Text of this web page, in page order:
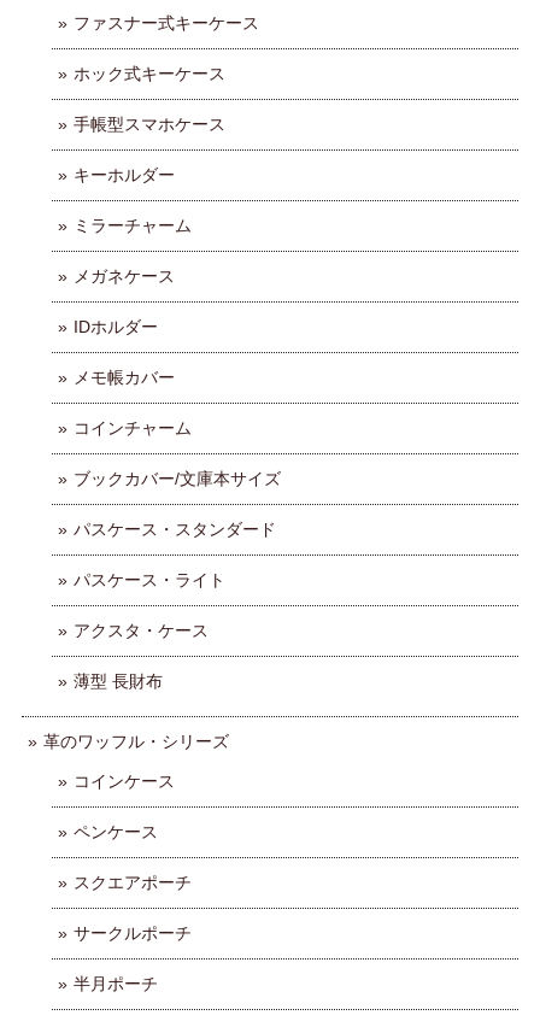
ファスナー式キーケース
ホック式キーケース
手帳型スマホケース
キーホルダー
ミラーチャーム
メガネケース
IDホルダー
メモ帳カバー
コインチャーム
ブックカバー/文庫本サイズ
パスケース・スタンダード
パスケース・ライト
アクスタ・ケース
薄型 長財布
革のワッフル・シリーズ
コインケース
ペンケース
スクエアポーチ
サークルポーチ
半月ポーチ